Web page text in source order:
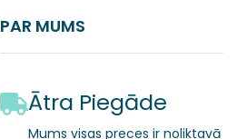
PAR MUMS
Ātra Piegāde
Mums visas preces ir noliktavā